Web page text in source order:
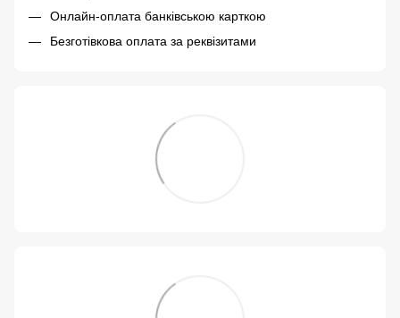
Онлайн-оплата банківською карткою
Безготівкова оплата за реквізитами